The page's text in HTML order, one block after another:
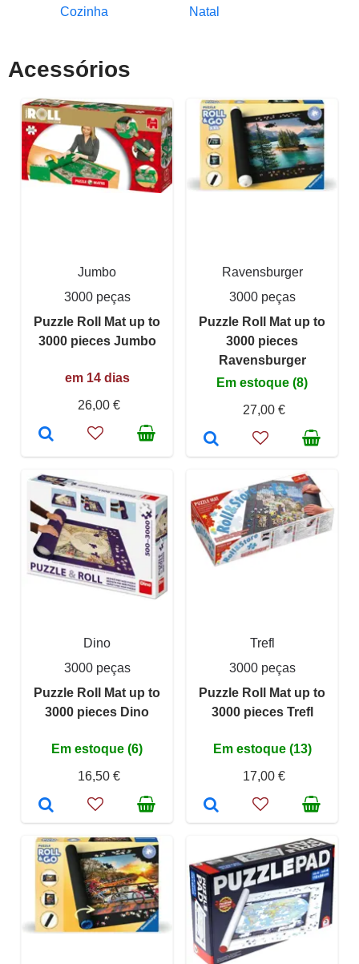
Cozinha Natal
Acessórios
Jumbo
3000 peças
Puzzle Roll Mat up to
3000 pieces Jumbo
em 14 dias
26,00 €
Ravensburger
3000 peças
Puzzle Roll Mat up to
3000 pieces
Ravensburger
Em estoque (8)
27,00 €
Dino
3000 peças
Puzzle Roll Mat up to
3000 pieces Dino
Em estoque (6)
16,50 €
Trefl
3000 peças
Puzzle Roll Mat up to
3000 pieces Trefl
Em estoque (13)
17,00 €